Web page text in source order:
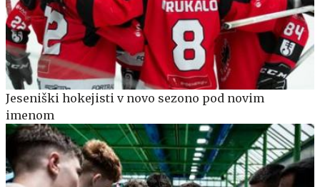
Jeseniški hokejisti v novo sezono pod novim
imenom